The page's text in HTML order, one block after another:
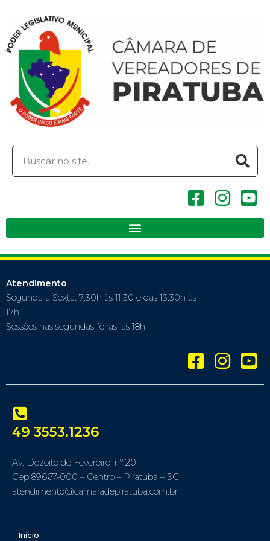
Atendimento
Segunda a Sexta: 7:30h às 11:30 e das 13:30h às
17h
Sessões nas segundas-feiras, as 18h
49 3553.1236
Av. Dezoito de Fevereiro, nº 20
Cep 89667-000 – Centro – Piratuba – SC
atendimento@camaradepiratuba.com.br
Início